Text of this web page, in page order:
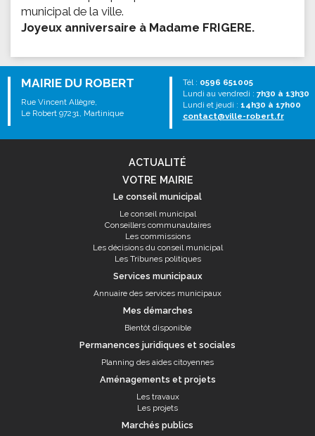
municipal de la ville.
Joyeux anniversaire à Madame FRIGERE.
MAIRIE DU ROBERT
Rue Vincent Allègre,
Le Robert 97231, Martinique
Tél : 0596 651005
Lundi au vendredi : 7h30 à 13h30
Lundi et jeudi : 14h30 à 17h00
contact@ville-robert.fr
ACTUALITÉ
VOTRE MAIRIE
Le conseil municipal
Le conseil municipal
Conseillers communautaires
Les commissions
Les décisions du conseil municipal
Les Tribunes politiques
Services municipaux
Annuaire des services municipaux
Mes démarches
Bientôt disponible
Permanences juridiques et sociales
Planning des aides citoyennes
Aménagements et projets
Les travaux
Les projets
Marchés publics